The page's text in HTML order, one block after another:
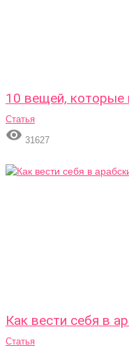
10 вещей, которые
Статья
 31627
Как вести себя в
Статья